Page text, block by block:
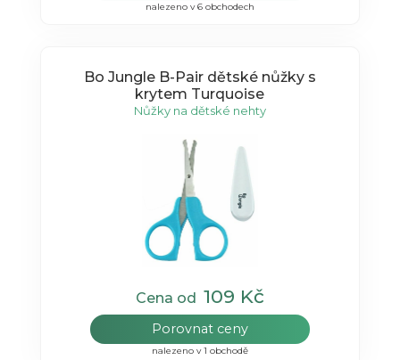
nalezeno v 6 obchodech
Bo Jungle B-Pair dětské nůžky s
krytem Turquoise
Nůžky na dětské nehty
Cena od 109 Kč
Porovnat ceny
nalezeno v 1 obchodě